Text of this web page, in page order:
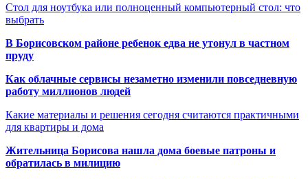
Стол для ноутбука или полноценный компьютерный стол: что
выбрать
В Борисовском районе ребенок едва не утонул в частном
пруду
Как облачные сервисы незаметно изменили повседневную
работу миллионов людей
Какие материалы и решения сегодня считаются практичными
для квартиры и дома
Жительница Борисова нашла дома боевые патроны и
обратилась в милицию